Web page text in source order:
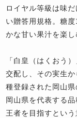
ロイヤル等級は味
い贈答用規格。糖
かな甘い果汁を楽し
「白皇（はくおう
交配し、その実生
種登録された岡山県
岡山県を代表する
王者を目指すとい